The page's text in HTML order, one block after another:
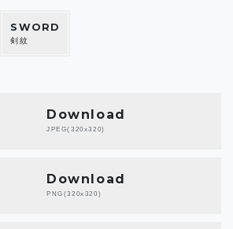
SWORD
剣紋
Download
JPEG(320x320)
Download
PNG(320x320)